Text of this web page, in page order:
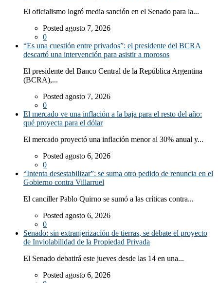
El oficialismo logró media sanción en el Senado para la...
Posted agosto 7, 2026
0
“Es una cuestión entre privados”: el presidente del BCRA
descartó una intervención para asistir a morosos
El presidente del Banco Central de la República Argentina
(BCRA),...
Posted agosto 7, 2026
0
El mercado ve una inflación a la baja para el resto del año:
qué proyecta para el dólar
El mercado proyectó una inflación menor al 30% anual y...
Posted agosto 6, 2026
0
“Intenta desestabilizar”: se suma otro pedido de renuncia en el
Gobierno contra Villarruel
El canciller Pablo Quirno se sumó a las críticas contra...
Posted agosto 6, 2026
0
Senado: sin extranjerización de tierras, se debate el proyecto
de Inviolabilidad de la Propiedad Privada
El Senado debatirá este jueves desde las 14 en una...
Posted agosto 6, 2026